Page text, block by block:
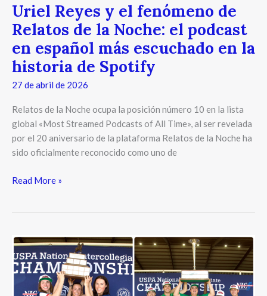
Uriel Reyes y el fenómeno de
Relatos de la Noche: el podcast
en español más escuchado en la
historia de Spotify
27 de abril de 2026
Relatos de la Noche ocupa la posición número 10 en la lista
global «Most Streamed Podcasts of All Time», al ser revelada
por el 20 aniversario de la plataforma Relatos de la Noche ha
sido oficialmente reconocido como uno de
de
Spotify
Read More »
U.S.
Polo
Assn.